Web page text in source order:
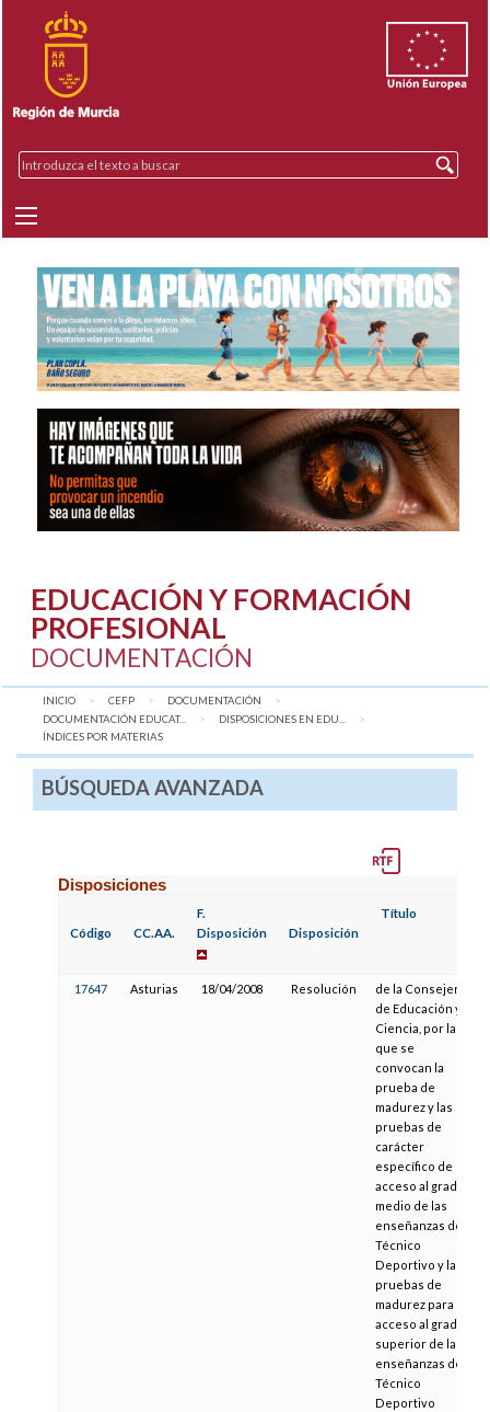
EDUCACIÓN Y FORMACIÓN
PROFESIONAL
DOCUMENTACIÓN
INICIO CEFP
DOCUMENTACIÓN
DOCUMENTACIÓN EDUCAT...
DISPOSICIONES EN EDU...
AQUÍ:
ÍNDICES POR MATERIAS
BÚSQUEDA AVANZADA
Disposiciones
Código CC.AA.
F.
Disposición
Disposición
Título
17647 Asturias 18/04/2008 Resolución
de la Consejería
de Educación y
Ciencia, por la
que se
convocan la
prueba de
madurez y las
pruebas de
carácter
específico de
acceso al grado
medio de las
enseñanzas de
Técnico
Deportivo y las
pruebas de
madurez para el
acceso al grado
superior de las
enseñanzas de
Técnico
Deportivo